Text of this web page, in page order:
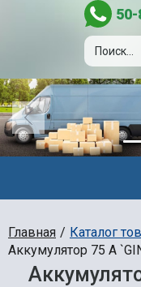
Главная Каталог
Аккумулятор 75 А